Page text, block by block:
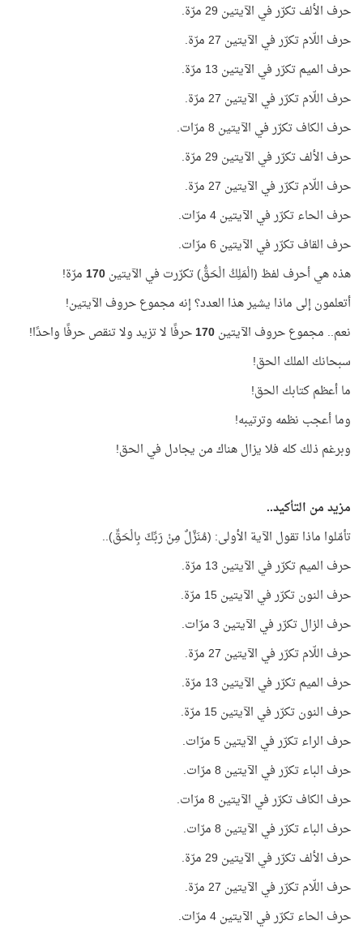
حرف الألف تكرّر في الآيتين 29 مرّة.
حرف اللّام تكرّر في الآيتين 27 مرّة.
حرف الميم تكرّر في الآيتين 13 مرّة.
حرف اللّام تكرّر في الآيتين 27 مرّة.
حرف الكاف تكرّر في الآيتين 8 مرّات.
حرف الألف تكرّر في الآيتين 29 مرّة.
حرف اللّام تكرّر في الآيتين 27 مرّة.
حرف الحاء تكرّر في الآيتين 4 مرّات.
حرف القاف تكرّر في الآيتين 6 مرّات.
هذه هي أحرف لفظ (الْمَلِكُ الْحَقُّ) تكرّرت في الآيتين170مرّة!
أتعلمون إلى ماذا يشير هذا العدد؟ إنه مجموع حروف الآيتين!
نعم.. مجموع حروف الآيتين170حرفًا لا تزيد ولا تنقص حرفًا واحدًا!
سبحانك الملك الحق!
ما أعظم كتابك الحق!
وما أعجب نظمه وترتيبه!
وبرغم ذلك كله فلا يزال هناك من يجادل في الحق!
مزيد من التأكيد..
تأمّلوا ماذا تقول الآية الأولى: (مُنَزَّلٌ مِنْ رَبِّكَ بِالْحَقِّ)..
حرف الميم تكرّر في الآيتين 13 مرّة.
حرف النون تكرّر في الآيتين 15 مرّة.
حرف الزال تكرّر في الآيتين 3 مرّات.
حرف اللّام تكرّر في الآيتين 27 مرّة.
حرف الميم تكرّر في الآيتين 13 مرّة.
حرف النون تكرّر في الآيتين 15 مرّة.
حرف الراء تكرّر في الآيتين 5 مرّات.
حرف الباء تكرّر في الآيتين 8 مرّات.
حرف الكاف تكرّر في الآيتين 8 مرّات.
حرف الباء تكرّر في الآيتين 8 مرّات.
حرف الألف تكرّر في الآيتين 29 مرّة.
حرف اللّام تكرّر في الآيتين 27 مرّة.
حرف الحاء تكرّر في الآيتين 4 مرّات.